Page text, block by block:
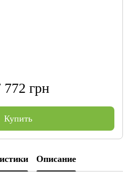
772 грн
Купить
Описание